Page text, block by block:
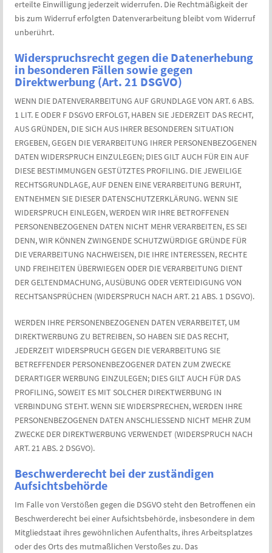
erteilte Einwilligung jederzeit widerrufen. Die Rechtmäßigkeit der
bis zum Widerruf erfolgten Datenverarbeitung bleibt vom Widerruf
unberührt.
Widerspruchsrecht gegen die Datenerhebung
in besonderen Fällen sowie gegen
Direktwerbung (Art. 21 DSGVO)
WENN DIE DATENVERARBEITUNG AUF GRUNDLAGE VON ART. 6 ABS.
1 LIT. E ODER F DSGVO ERFOLGT, HABEN SIE JEDERZEIT DAS RECHT,
AUS GRÜNDEN, DIE SICH AUS IHRER BESONDEREN SITUATION
ERGEBEN, GEGEN DIE VERARBEITUNG IHRER PERSONENBEZOGENEN
DATEN WIDERSPRUCH EINZULEGEN; DIES GILT AUCH FÜR EIN AUF
DIESE BESTIMMUNGEN GESTÜTZTES PROFILING. DIE JEWEILIGE
RECHTSGRUNDLAGE, AUF DENEN EINE VERARBEITUNG BERUHT,
ENTNEHMEN SIE DIESER DATENSCHUTZERKLÄRUNG. WENN SIE
WIDERSPRUCH EINLEGEN, WERDEN WIR IHRE BETROFFENEN
PERSONENBEZOGENEN DATEN NICHT MEHR VERARBEITEN, ES SEI
DENN, WIR KÖNNEN ZWINGENDE SCHUTZWÜRDIGE GRÜNDE FÜR
DIE VERARBEITUNG NACHWEISEN, DIE IHRE INTERESSEN, RECHTE
UND FREIHEITEN ÜBERWIEGEN ODER DIE VERARBEITUNG DIENT
DER GELTENDMACHUNG, AUSÜBUNG ODER VERTEIDIGUNG VON
RECHTSANSPRÜCHEN (WIDERSPRUCH NACH ART. 21 ABS. 1 DSGVO).
WERDEN IHRE PERSONENBEZOGENEN DATEN VERARBEITET, UM
DIREKTWERBUNG ZU BETREIBEN, SO HABEN SIE DAS RECHT,
JEDERZEIT WIDERSPRUCH GEGEN DIE VERARBEITUNG SIE
BETREFFENDER PERSONENBEZOGENER DATEN ZUM ZWECKE
DERARTIGER WERBUNG EINZULEGEN; DIES GILT AUCH FÜR DAS
PROFILING, SOWEIT ES MIT SOLCHER DIREKTWERBUNG IN
VERBINDUNG STEHT. WENN SIE WIDERSPRECHEN, WERDEN IHRE
PERSONENBEZOGENEN DATEN ANSCHLIESSEND NICHT MEHR ZUM
ZWECKE DER DIREKTWERBUNG VERWENDET (WIDERSPRUCH NACH
ART. 21 ABS. 2 DSGVO).
Beschwerde­recht bei der zuständigen
Aufsichts­behörde
Im Falle von Verstößen gegen die DSGVO steht den Betroffenen ein
Beschwerderecht bei einer Aufsichtsbehörde, insbesondere in dem
Mitgliedstaat ihres gewöhnlichen Aufenthalts, ihres Arbeitsplatzes
oder des Orts des mutmaßlichen Verstoßes zu. Das